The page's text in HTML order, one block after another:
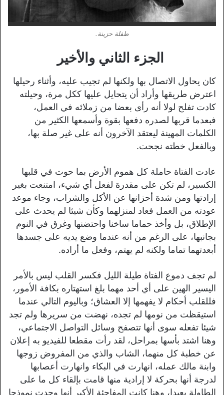
طفلة حزينة.
الجزء الثاني والأخير
كان يحاول الاتصال بها ولكنها لم تجيب عليه، وأثناء رحيلها
اعترض طريقها وأراد أن يتحايل عليها ككل مرة، وحيلته
كادت تفلح لولا أنه رأى بعضا من زملائه في العمل،
فبعدما قربها لصدره دفعها بقوة وأسمعها الكثير من
الكلمات المهينة ليعتقد الآخرون أنه على غير صلة بها،
وبالفعل خطته نجحت.
عادت الفتاة حاملة كل هموم الأرض بما حوت في قلبها
الكسير، لم تكن على مقدرة لفعل أي شيء، امتنعت بغير
إرادتها ومن شدة أحزانها عن الأكل والشراب، وجاء موعد
عودته من العمل فعاد لمنزلهما وكأن شيئا لم يحدث على
الإطلاق، بل وأخذ حماما ساخنا واحتضنها وغرق في النوم
بجانبها، على الرغم من أنه عندما وضع يديه على جسدها
أبعدتهما تماما ولكنه لم يهتم، وفعل ما أراده.
لم تجف دموع الفتاة طيلة الليل فكسر القلب ليس بالأمر
اليسير الهين على أي أحد مهما بلغ استهتاره بكافة الأمور،
فللقلب أحكام لا يفهمها إلا العشاق؛ وباليوم التالي عندما
استيقظت من نومها لم تجده، نهضت من سريرها ولم تجد
شيئا تفعله سوى أنها تتصفح وسائل التواصل الاجتماعي،
وهنا اشتد بأسها بمراحل، لقد رأت مقطعا للفيديو به إعلان
عن خطبة كل منهما، الشاب والذي من المفروض زوجها
وابنة مالك عمله، انهارت في البكاء وانهارت أعصابها
لدرجة أنها بحركة لا إرادية منها قامت بإلقاء كل ما على
الطاولة بعيدا، وهنا كانت المفاجئة الأكبر أنها وجدت نموذجا